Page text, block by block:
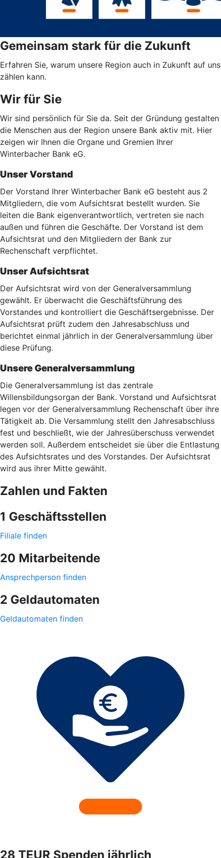
Gemeinsam stark für die Zukunft
Erfahren Sie, warum unsere Region auch in Zukunft auf uns
zählen kann.
Wir für Sie
Wir sind persönlich für Sie da. Seit der Gründung gestalten
die Menschen aus der Region unsere Bank aktiv mit. Hier
zeigen wir Ihnen die Organe und Gremien Ihrer
Winterbacher Bank eG.
Unser Vorstand
Der Vorstand Ihrer Winterbacher Bank eG besteht aus 2
Mitgliedern, die vom Aufsichtsrat bestellt wurden. Sie
leiten die Bank eigenverantwortlich, vertreten sie nach
außen und führen die Geschäfte. Der Vorstand ist dem
Aufsichtsrat und den Mitgliedern der Bank zur
Rechenschaft verpflichtet.
Unser Aufsichtsrat
Der Aufsichtsrat wird von der Generalversammlung
gewählt. Er überwacht die Geschäftsführung des
Vorstandes und kontrolliert die Geschäftsergebnisse. Der
Aufsichtsrat prüft zudem den Jahresabschluss und
berichtet einmal jährlich in der Generalversammlung über
diese Prüfung.
Unsere Generalversammlung
Die Generalversammlung ist das zentrale
Willensbildungsorgan der Bank. Vorstand und Aufsichtsrat
legen vor der Generalversammlung Rechenschaft über ihre
Tätigkeit ab. Die Versammlung stellt den Jahresabschluss
fest und beschließt, wie der Jahresüberschuss verwendet
werden soll. Außerdem entscheidet sie über die Entlastung
des Aufsichtsrates und des Vorstandes. Der Aufsichtsrat
wird aus ihrer Mitte gewählt.
Zahlen und Fakten
1 Geschäftsstellen
Filiale finden
20 Mitarbeitende
Ansprechperson finden
2 Geldautomaten
Geldautomaten finden
28 TEUR Spenden jährlich